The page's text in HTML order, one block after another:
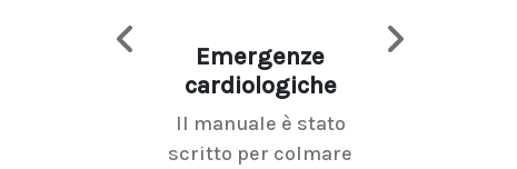
Emergenze
cardiologiche
Il manuale è stato
scritto per colmare